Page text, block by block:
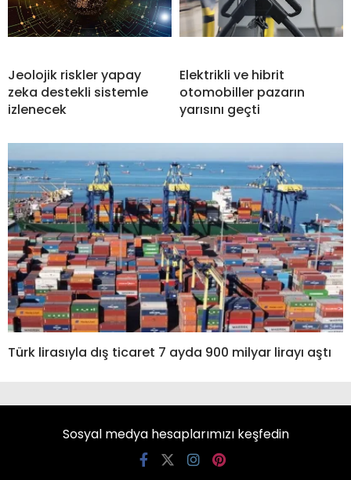
Jeolojik riskler yapay
zeka destekli sistemle
izlenecek
Elektrikli ve hibrit
otomobiller pazarın
yarısını geçti
Türk lirasıyla dış ticaret 7 ayda 900 milyar lirayı aştı
Sosyal medya hesaplarımızı keşfedin